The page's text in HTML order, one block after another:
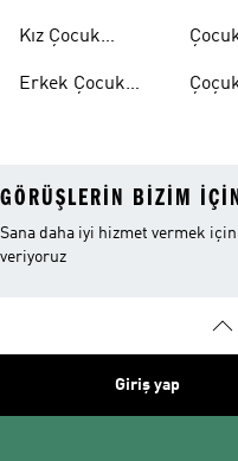
Kız Çocuk
Erkek Çocuk
GÖRÜŞLERIN BIZIM
Sana daha iyi hizmet vermek
veriyoruz
Giriş yap